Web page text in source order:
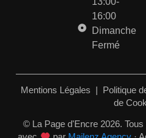
16:00
Dimanche
Fermé
Mentions Légales | Politique
de
© La Page d'Encre 2026.